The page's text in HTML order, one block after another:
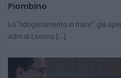
Piombino
Lo “sdoganamento in mare”, già
Adm di Livorno [...]